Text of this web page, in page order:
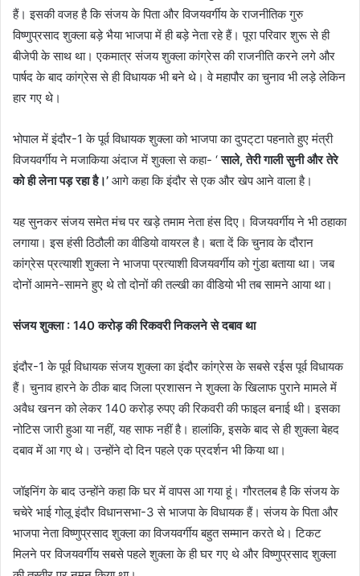
हैं। इसकी वजह है कि संजय के पिता और विजयवर्गीय के राजनीतिक गुरु
विष्णुप्रसाद शुक्ला बड़े भैया भाजपा में ही बड़े नेता रहे हैं। पूरा परिवार शुरू से ही
बीजेपी के साथ था। एकमात्र संजय शुक्ला कांग्रेस की राजनीति करने लगे और
पार्षद के बाद कांग्रेस से ही विधायक भी बने थे। वे महापौर का चुनाव भी लड़े लेकिन
हार गए थे।
भोपाल में इंदौर-1 के पूर्व विधायक शुक्ला को भाजपा का दुपट्‌टा पहनाते हुए मंत्री
विजयवर्गीय ने मजाकिया अंदाज में शुक्ला से कहा- ‘साले, तेरी गाली सुनी और तेरे
को ही लेना पड़ रहा है।’ आगे कहा कि इंदौर से एक और खेप आने वाला है।
यह सुनकर संजय समेत मंच पर खड़े तमाम नेता हंस दिए। विजयवर्गीय ने भी ठहाका
लगाया। इस हंसी ठिठौली का वीडियो वायरल है। बता दें कि चुनाव के दौरान
कांग्रेस प्रत्याशी शुक्ला ने भाजपा प्रत्याशी विजयवर्गीय को गुंडा बताया था। जब
दोनों आमने-सामने हुए थे तो दोनों की तल्खी का वीडियो भी तब सामने आया था।
संजय शुक्ला : 140 करोड़ की रिकवरी निकलने से दबाव था
इंदौर-1 के पूर्व विधायक संजय शुक्ला का इंदौर कांग्रेस के सबसे रईस पूर्व विधायक
हैं। चुनाव हारने के ठीक बाद जिला प्रशासन ने शुक्ला के खिलाफ पुराने मामले में
अवैध खनन को लेकर 140 करोड़ रुपए की रिकवरी की फाइल बनाई थी। इसका
नोटिस जारी हुआ या नहीं, यह साफ नहीं है। हालांकि, इसके बाद से ही शुक्ला बेहद
दबाव में आ गए थे। उन्होंने दो दिन पहले एक प्रदर्शन भी किया था।
जॉइनिंग के बाद उन्होंने कहा कि घर में वापस आ गया हूं। गौरतलब है कि संजय के
चचेरे भाई गोलू इंदौर विधानसभा-3 से भाजपा के विधायक हैं। संजय के पिता और
भाजपा नेता विष्णुप्रसाद शुक्ला का विजयवर्गीय बहुत सम्मान करते थे। टिकट
मिलने पर विजयवर्गीय सबसे पहले शुक्ला के ही घर गए थे और विष्णुप्रसाद शुक्ला